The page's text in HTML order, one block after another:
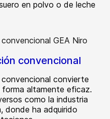
en polvo o de leche
convencional
convierte
altamente eficaz.
como la industria
donde ha adquirido